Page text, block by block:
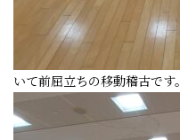
いて前屈立ちの移動稽古です。